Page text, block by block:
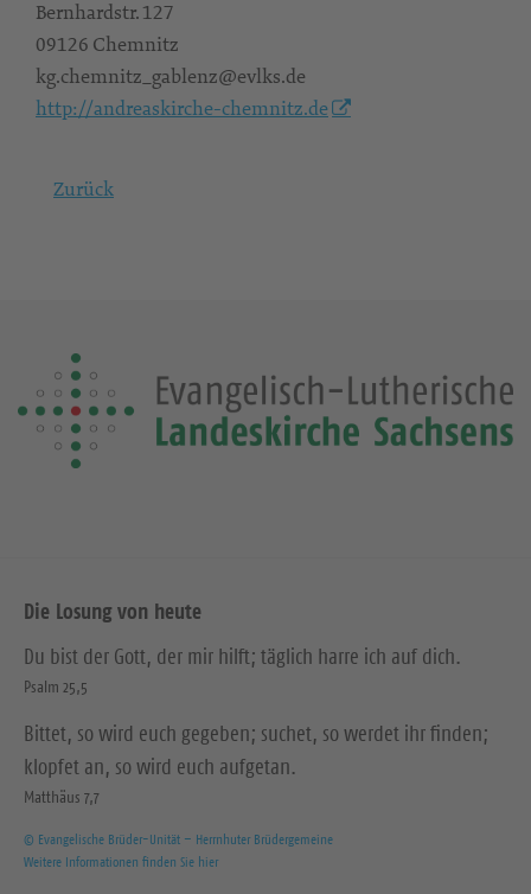
Bernhardstr. 127
09126 Chemnitz
kg.chemnitz_gablenz@evlks.de
http://andreaskirche-chemnitz.de
Zurück
Die Losung von heute
Du bist der Gott, der mir hilft; täglich harre ich auf dich.
Psalm 25,5
Bittet, so wird euch gegeben; suchet, so werdet ihr finden;
klopfet an, so wird euch aufgetan.
Matthäus 7,7
© Evangelische Brüder-Unität – Herrnhuter Brüdergemeine
Weitere Informationen finden Sie hier